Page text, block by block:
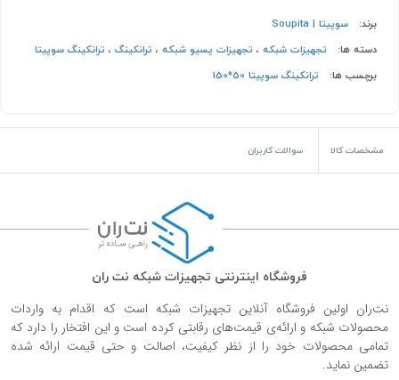
برند:
سوپیتا | Soupita
دسته ها:
تجهیزات شبکه ، تجهیزات پسیو شبکه ، ترانکینگ ، ترانکینگ سوپیتا
برچسب ها:
ترانکینگ سوپیتا 50*150
مشخصات کالا سوالات کاربران
فروشگاه اینترنتی تجهیزات شبکه نت ران
نت‌ران اولین فروشگاه آنلاین تجهیزات شبکه است که اقدام به واردات
محصولات شبکه و ارائه‌ی قیمت‌های رقابتی کرده است و این افتخار را دارد که
تمامی محصولات خود را از نظر کیفیت، اصالت و حتی قیمت ارائه شده
تضمین نماید.